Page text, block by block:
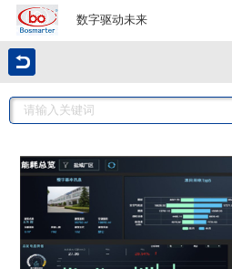
数字驱动未来
产品与方案
关于博欧
联系博欧